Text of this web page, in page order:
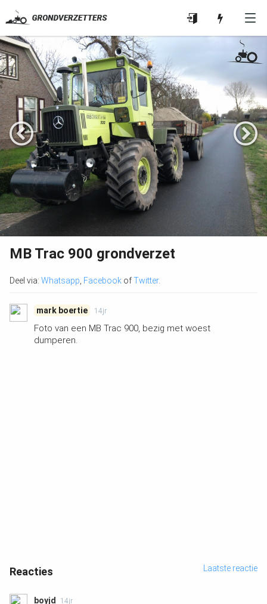
MB Trac 900 grondverzet
Deel via: Whatsapp, Facebook ofTwitter.
mark boertie 14jr
Foto van een MB Trac 900, bezig met woest
dumperen.
Laatste reactie
Reacties
boyjd 14jr